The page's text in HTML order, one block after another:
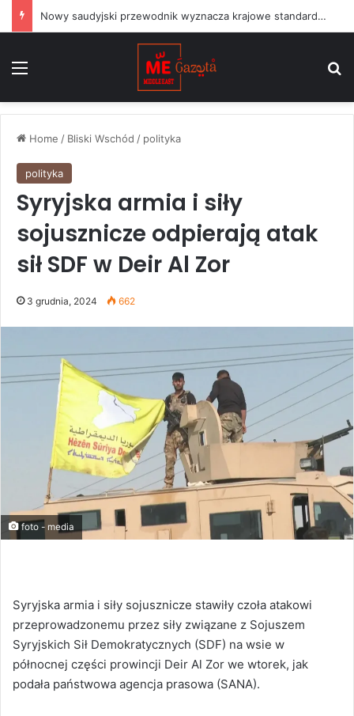
Nowy saudyjski przewodnik wyznacza krajowe standardy dla projektów sztuki publicznej
Home / Bliski Wschód / polityka
polityka
Syryjska armia i siły
sojusznicze odpierają atak
sił SDF w Deir Al Zor
3 grudnia, 2024 662
foto - media
Syryjska armia i siły sojusznicze stawiły czoła atakowi
przeprowadzonemu przez siły związane z Sojuszem
Syryjskich Sił Demokratycznych (SDF) na wsie w
północnej części prowincji Deir Al Zor we wtorek, jak
podała państwowa agencja prasowa (SANA).